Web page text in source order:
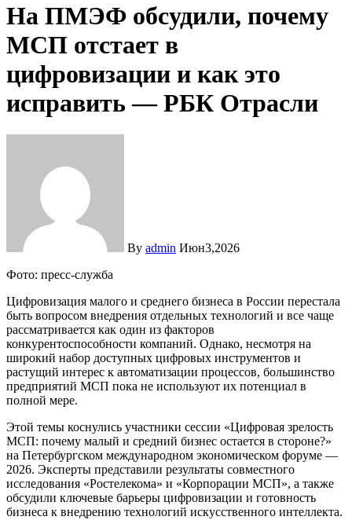
На ПМЭФ обсудили, почему
МСП отстает в
цифровизации и как это
исправить — РБК Отрасли
By admin Июн3,2026
Фото: пресс-служба
Цифровизация малого и среднего бизнеса в России перестала
быть вопросом внедрения отдельных технологий и все чаще
рассматривается как один из факторов
конкурентоспособности компаний. Однако, несмотря на
широкий набор доступных цифровых инструментов и
растущий интерес к автоматизации процессов, большинство
предприятий МСП пока не используют их потенциал в
полной мере.
Этой темы коснулись участники сессии «Цифровая зрелость
МСП: почему малый и средний бизнес остается в стороне?»
на Петербургском международном экономическом форуме —
2026. Эксперты представили результаты совместного
исследования «Ростелекома» и «Корпорации МСП», а также
обсудили ключевые барьеры цифровизации и готовность
бизнеса к внедрению технологий искусственного интеллекта.